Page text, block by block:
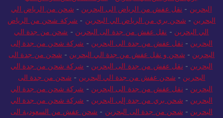
البحرين - نقل عفش من الرياض الى البحرين - شحن من الرياض الي
البحرين - شحن بري من الرياض الي البحرين - شركة شحن من الرياض
الي البحرين - نقل عفش من جدة الى البحرين - شحن من جدة الي
البحرين - نقل عفش من جدة الى البحرين - شركة شحن من جدة إلى
البحرين - شحن و نقل عفش من جدة الي البحرين - شحن من جدة الى
البحرين - نقل عفش من جدة الى البحرين - شركة شحن من جدة الي
البحرين - شحن عفش من جدة الي البحرين - شحن من جدة الى
البحرين - نقل عفش من جدة الى البحرين - شركة شحن من جدة الي
البحرين - شحن بري من جدة إلى البحرين - شركة شحن من جدة الي
البحرين - شحن من جدة الى البحرين - شحن عفش من السعودية الى